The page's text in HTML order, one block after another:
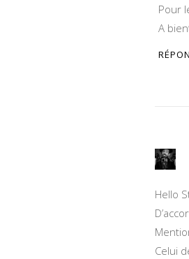
Pour
A
Hello
Celui